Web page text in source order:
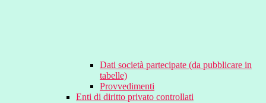
Dati società partecipate (da pubblicare in
tabelle)
Provvedimenti
Enti di diritto privato controllati